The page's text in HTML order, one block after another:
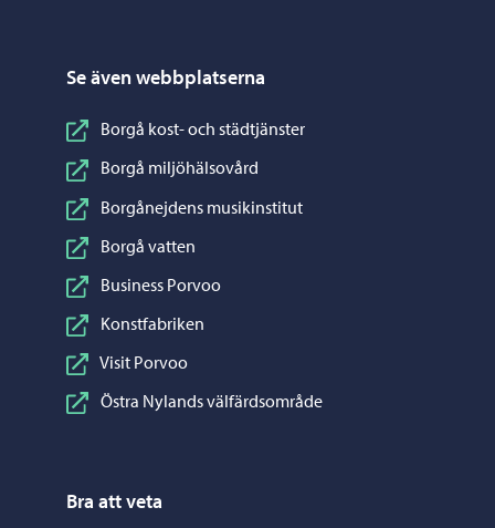
Se även webbplatserna
Borgå kost- och städtjänster
Borgå miljöhälsovård
Borgånejdens musikinstitut
Borgå vatten
Business Porvoo
Konstfabriken
Visit Porvoo
Östra Nylands välfärdsområde
Bra att veta